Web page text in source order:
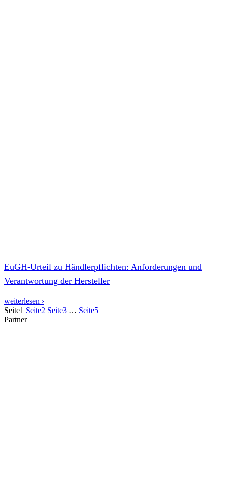
EuGH-Urteil zu Händlerpflichten: Anforderungen und
Verantwortung der Hersteller
weiterlesen ›
Seite1 Seite2 Seite3 … Seite5
Partner